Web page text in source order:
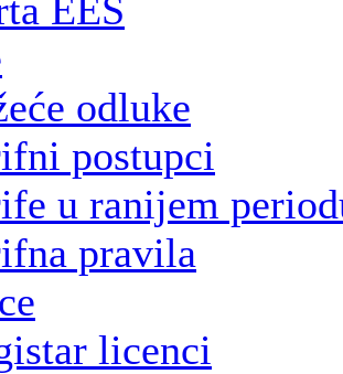
EES
odluke
postupci
u ranijem
pravila
licenci